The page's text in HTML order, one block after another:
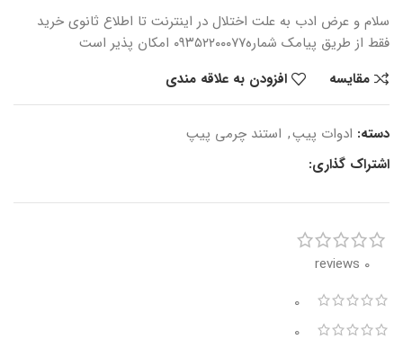
سلام و عرض ادب به علت اختلال در اینترنت تا اطلاع ثانوی خرید
فقط از طریق پیامک شماره۰۹۳۵۲۲۰۰۰۷۷ امکان پذیر است
مقایسه
افزودن به علاقه مندی
دسته: ادوات پیپ, استند چرمی پیپ
اشتراک گذاری:
0 reviews
0
0